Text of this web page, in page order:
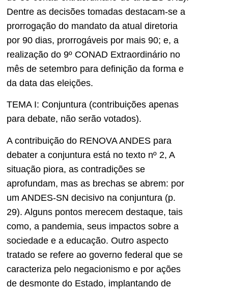
Dentre as decisões tomadas destacam-se a
prorrogação do mandato da atual diretoria
por 90 dias, prorrogáveis por mais 90; e, a
realização do 9º CONAD Extraordinário no
mês de setembro para definição da forma e
da data das eleições.
TEMA I: Conjuntura (contribuições apenas
para debate, não serão votados).
A contribuição do RENOVA ANDES para
debater a conjuntura está no texto nº 2, A
situação piora, as contradições se
aprofundam, mas as brechas se abrem: por
um ANDES-SN decisivo na conjuntura (p.
29). Alguns pontos merecem destaque, tais
como, a pandemia, seus impactos sobre a
sociedade e a educação. Outro aspecto
tratado se refere ao governo federal que se
caracteriza pelo negacionismo e por ações
de desmonte do Estado, implantando de